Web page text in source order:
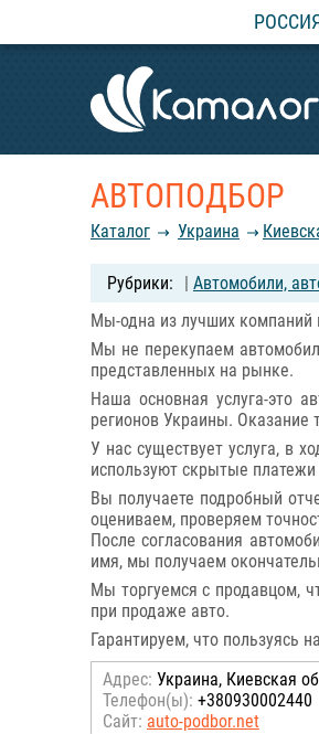
АВТОПОДБОР
Каталог Украина
| Автомобили,
Мы-одна из лучших компаний
Мы не перекупаем
представленных на рынке.
Наша основная услуга-это
регионов Украины. Оказание
У нас существует услуга, в
используют скрытые
Вы получаете подробный
оцениваем, проверяем
После согласования
имя, мы получаем
Мы торгуемся с продавцом,
при продаже авто.
Гарантируем, что пользуясь
Адрес: Украина, Киевская
Телефон(ы): +380930002440
Сайт: auto-podbor.net